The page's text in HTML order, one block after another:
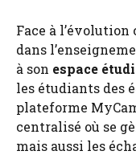
Face à
dans
à son espace
les étudiants des
plateforme
centralisé où se
mais aussi les